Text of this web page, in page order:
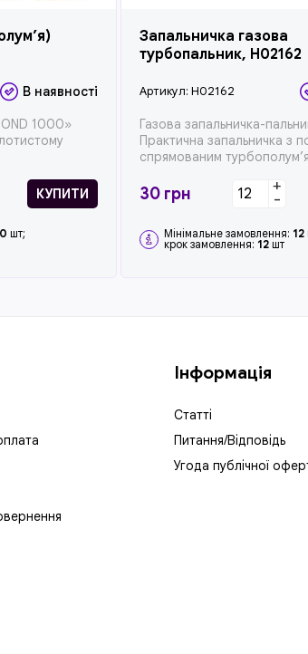
В наявності
1000»
КУПИТИ
шт;
Запальничка газова
турбопальник, H02162
Артикул: H02162
Газова запальничка-
Практична запальничка з
спрямованим
30 грн +
-
Мінімальне замовлення: 12
крок замовлення: 12 шт
Інформація
Статті
Питання/Відповідь
Угода публічної